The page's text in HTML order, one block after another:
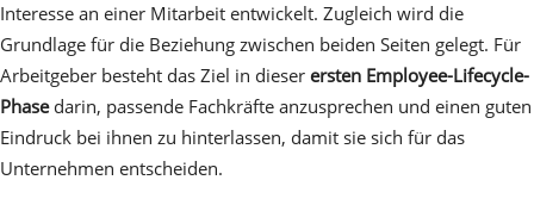
Interesse an einer Mitarbeit entwickelt. Zugleich wird die
Grundlage für die Beziehung zwischen beiden Seiten gelegt. Für
Arbeitgeber besteht das Ziel in dieser ersten Employee-Lifecycle-
Phasedarin, passende Fachkräfte anzusprechen und einen guten
Eindruck bei ihnen zu hinterlassen, damit sie sich für das
Unternehmen entscheiden.